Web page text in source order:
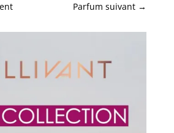
Parfum suivant →